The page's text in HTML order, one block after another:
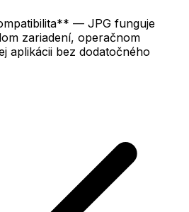
— JPG funguje
zariadení, operačnom
aplikácii bez dodatočného